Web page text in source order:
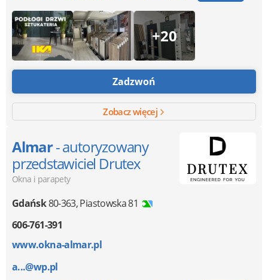
+20
Zadzwoń
Zobacz więcej
Almar- autoryzowany
przedstawiciel Drutex
Okna i parapety
Gdańsk80-363,Piastowska 81
606-761-391
www.okna-almar.pl
a...@wp.pl